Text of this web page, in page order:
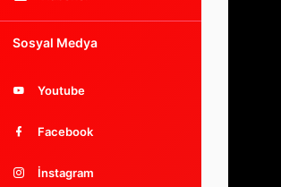
Sosyal Medya
Youtube
Facebook
İnstagram